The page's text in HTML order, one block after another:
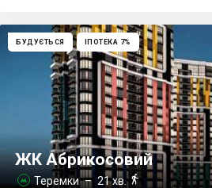
БУДУЄТЬСЯ ІПОТЕКА 7%
ЖК Абрикосовий
 Теремки– 21 хв.